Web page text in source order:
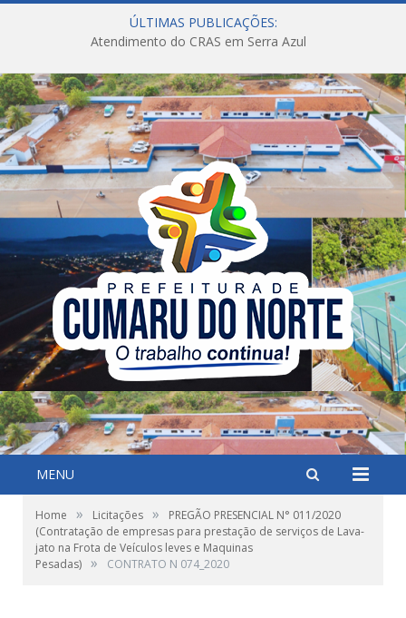
ÚLTIMAS PUBLICAÇÕES:
Atendimento do CRAS em Serra Azul
MENU
Home » Licitações »
PREGÃO PRESENCIAL N° 011/2020
(Contratação de empresas para prestação de serviços de Lava-
jato na Frota de Veículos leves e Maquinas
Pesadas) » CONTRATO N 074_2020